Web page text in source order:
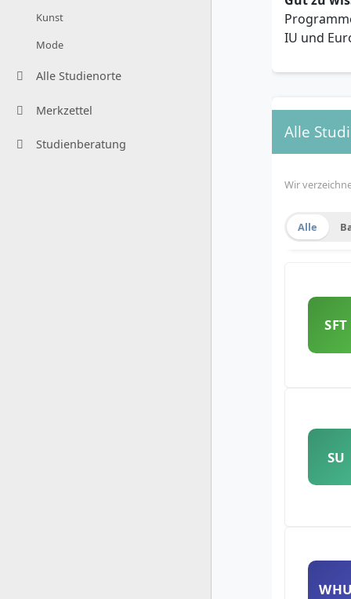
Kunst
Mode
Alle Studienorte
Merkzettel
Studienberatung
IU und
Alle
Wir
Alle
SFT
SU